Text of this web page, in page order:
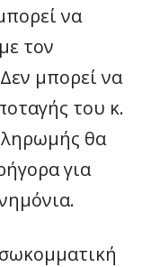
να
τον
μπορεί να
του κ.
θα
για